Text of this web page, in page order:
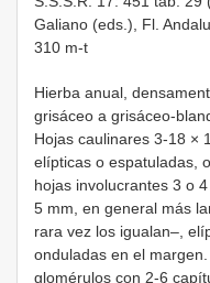
Galiano (eds.), Fl.
310 m-t
Hierba anual,
grisáceo a grisáceo-
Hojas caulinares 3-18 ×
elípticas o espatuladas,
hojas involucrantes 3 o
5 mm, en general más
rara vez los igualan–,
onduladas en el
glomérulos con 2-6